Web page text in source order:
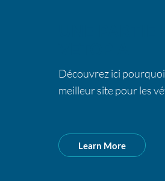
Découvrez ici
meilleur site pour les
Learn More